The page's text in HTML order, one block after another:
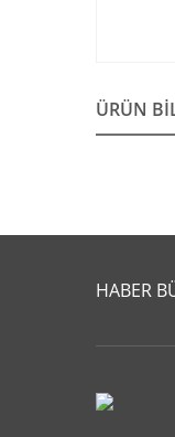
ÜRÜN
Görüş ve
Ürün
HABER